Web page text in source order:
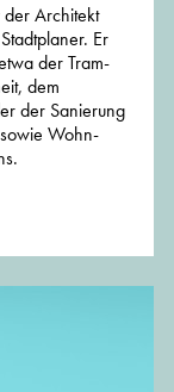
Architekt
Er
der Tram-
dem
der Sanierung
Wohn-